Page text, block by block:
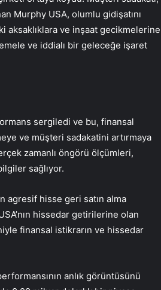
Murphy USA, olumlu gidişatını
aksaklıklara ve inşaat gecikmelerine
ve iddialı bir geleceğe işaret
sergiledi ve bu, finansal
ve müşteri sadakatini artırmaya
zamanlı öngörü ölçümleri,
sağlıyor.
agresif hisse geri satın alma
hissedar getirilerine olan
finansal istikrarın ve hissedar
anlık görüntüsünü